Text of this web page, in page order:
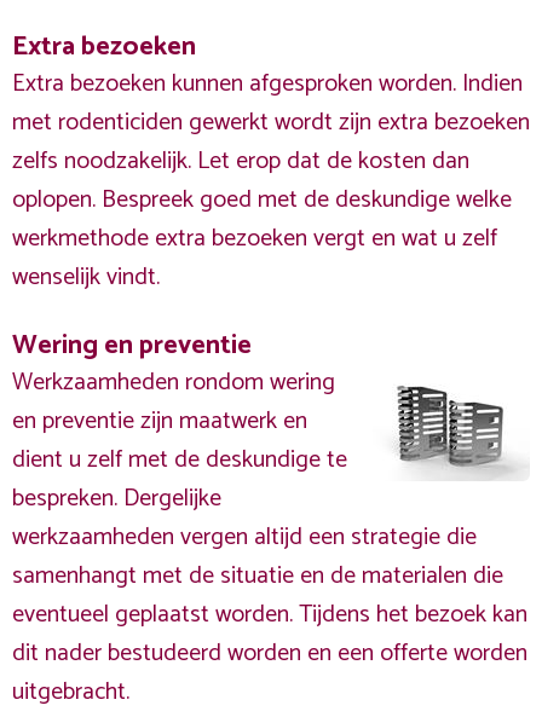
Extra bezoeken
Extra bezoeken kunnen afgesproken worden. Indien
met rodenticiden gewerkt wordt zijn extra bezoeken
zelfs noodzakelijk. Let erop dat de kosten dan
oplopen. Bespreek goed met de deskundige welke
werkmethode extra bezoeken vergt en wat u zelf
wenselijk vindt.
Wering en preventie
Werkzaamheden rondom wering
en preventie zijn maatwerk en
dient u zelf met de deskundige te
bespreken. Dergelijke
werkzaamheden vergen altijd een strategie die
samenhangt met de situatie en de materialen die
eventueel geplaatst worden. Tijdens het bezoek kan
dit nader bestudeerd worden en een offerte worden
uitgebracht.